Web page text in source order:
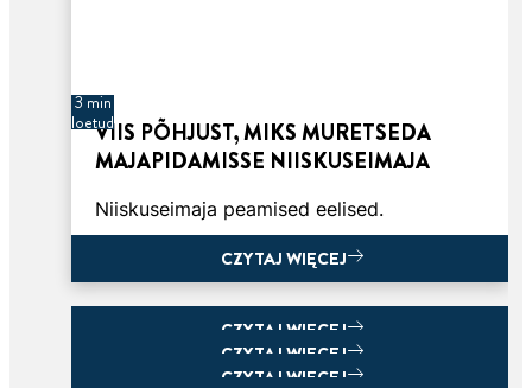
3 min
loetudVIIS PÕHJUST, MIKS MURETSEDA
MAJAPIDAMISSE NIISKUSEIMAJA
Niiskuseimaja peamised eelised.
CZYTAJ WIĘCEJ
CZYTAJ WIĘCEJ
CZYTAJ WIĘCEJ
CZYTAJ WIĘCEJ